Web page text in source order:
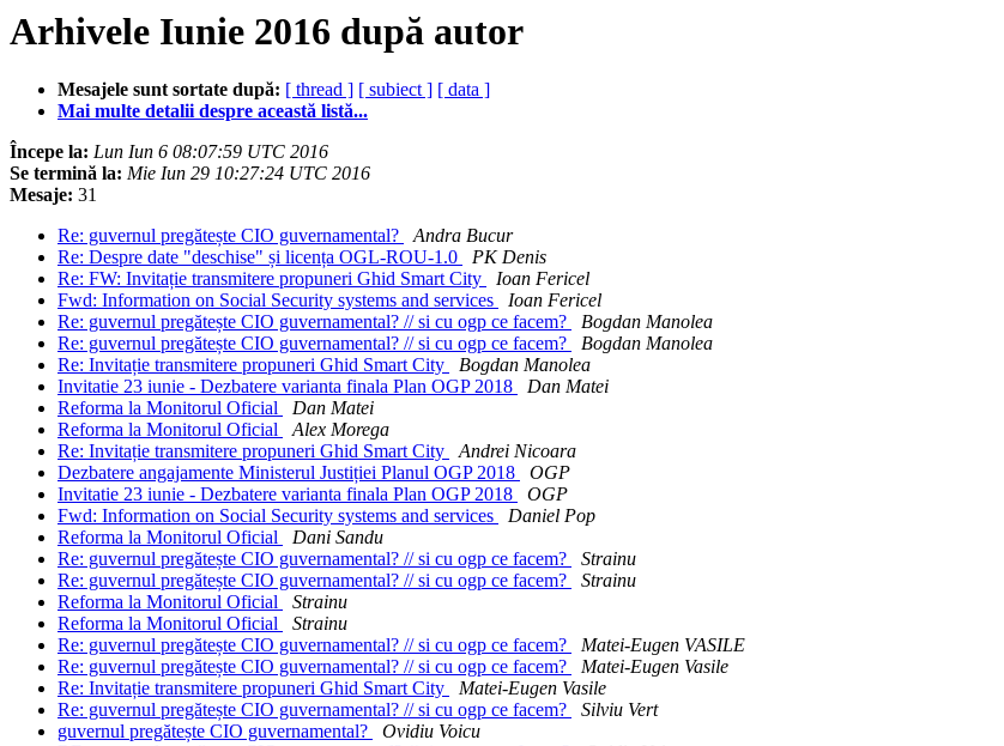
Arhivele Iunie 2016 după autor
Mesajele sunt sortate după: [ thread ] [ subiect ] [ data ]
Mai multe detalii despre această listă...
Începe la: Lun Iun 6 08:07:59 UTC 2016
Se termină la: Mie Iun 29 10:27:24 UTC 2016
Mesaje: 31
Re: guvernul pregătește CIO guvernamental?
Andra Bucur
Re: Despre date "deschise" și licența OGL-ROU-1.0
PK Denis
Re: FW: Invitație transmitere propuneri Ghid Smart City
Ioan Fericel
Fwd: Information on Social Security systems and services
Ioan Fericel
Re: guvernul pregătește CIO guvernamental? // si cu ogp ce facem?
Bogdan Manolea
Re: guvernul pregătește CIO guvernamental? // si cu ogp ce facem?
Bogdan Manolea
Re: Invitație transmitere propuneri Ghid Smart City
Bogdan Manolea
Invitatie 23 iunie - Dezbatere varianta finala Plan OGP 2018
Dan Matei
Reforma la Monitorul Oficial
Dan Matei
Reforma la Monitorul Oficial
Alex Morega
Re: Invitație transmitere propuneri Ghid Smart City
Andrei Nicoara
Dezbatere angajamente Ministerul Justiției Planul OGP 2018
OGP
Invitatie 23 iunie - Dezbatere varianta finala Plan OGP 2018
OGP
Fwd: Information on Social Security systems and services
Daniel Pop
Reforma la Monitorul Oficial
Dani Sandu
Re: guvernul pregătește CIO guvernamental? // si cu ogp ce facem?
Strainu
Re: guvernul pregătește CIO guvernamental? // si cu ogp ce facem?
Strainu
Reforma la Monitorul Oficial
Strainu
Reforma la Monitorul Oficial
Strainu
Re: guvernul pregătește CIO guvernamental? // si cu ogp ce facem?
Matei-Eugen VASILE
Re: guvernul pregătește CIO guvernamental? // si cu ogp ce facem?
Matei-Eugen Vasile
Re: Invitație transmitere propuneri Ghid Smart City
Matei-Eugen Vasile
Re: guvernul pregătește CIO guvernamental? // si cu ogp ce facem?
Silviu Vert
guvernul pregătește CIO guvernamental?
Ovidiu Voicu